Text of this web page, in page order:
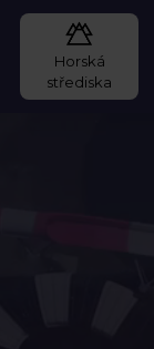
Horská
střediska